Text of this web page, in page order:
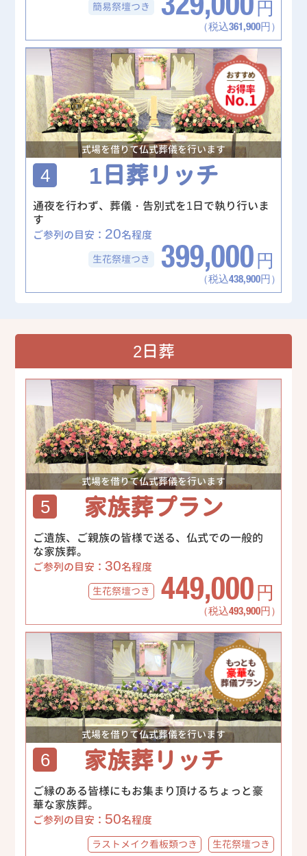
簡易祭壇つき 329,000 円
（税込361,900円）
式場を借りて仏式葬儀を行います
4 1日葬リッチ
通夜を行わず、葬儀・告別式を1日で執り行いま
す
ご参列の目安： 20名程度
生花祭壇つき 399,000 円
（税込438,900円）
2日葬
式場を借りて仏式葬儀を行います
5 家族葬プラン
ご遺族、ご親族の皆様で送る、仏式での一般的
な家族葬。
ご参列の目安： 30名程度
生花祭壇つき 449,000 円
（税込493,900円）
式場を借りて仏式葬儀を行います
6 家族葬リッチ
ご縁のある皆様にもお集まり頂けるちょっと豪
華な家族葬。
ご参列の目安： 50名程度
ラストメイク看板類つき 生花祭壇つき